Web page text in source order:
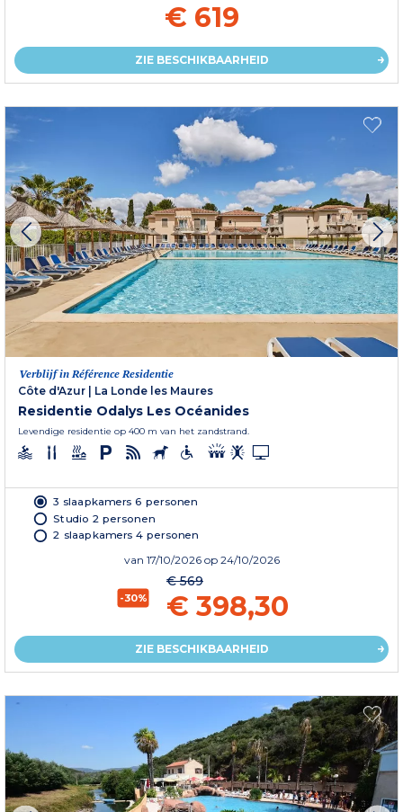
€ 619
ZIE BESCHIKBAARHEID
Verblijf in Référence Residentie
Côte d'Azur | La Londe les Maures
Residentie Odalys Les Océanides
Levendige residentie op 400 m van het zandstrand.
3 slaapkamers 6 personen
Studio 2 personen
2 slaapkamers 4 personen
van 17/10/2026 op 24/10/2026
-30%
€ 569
€ 398,30
ZIE BESCHIKBAARHEID